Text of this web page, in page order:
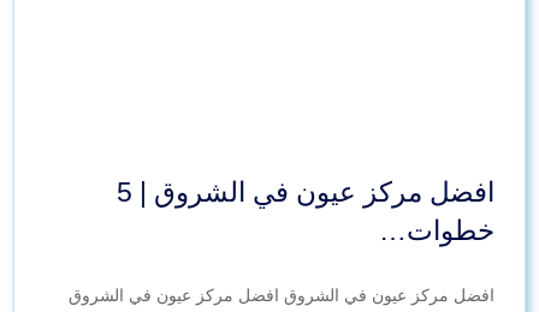
افضل مركز عيون في الشروق | 5
خطوات…
افضل مركز عيون في الشروق افضل مركز عيون في الشروق